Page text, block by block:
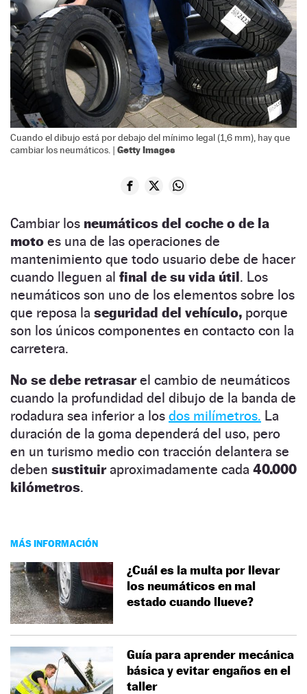
Cuando el dibujo está por debajo del mínimo legal (1,6 mm), hay que
cambiar los neumáticos. | Getty Images
Cambiar los neumáticos del coche o de la
moto es una de las operaciones de
mantenimiento que todo usuario debe de hacer
cuando lleguen al final de su vida útil. Los
neumáticos son uno de los elementos sobre los
que reposa la seguridad del vehículo, porque
son los únicos componentes en contacto con la
carretera.
No se debe retrasarel cambio de neumáticos
cuando la profundidad del dibujo de la banda de
rodadura sea inferior a los dos milímetros. La
duración de la goma dependerá del uso, pero
en un turismo medio con tracción delantera se
deben sustituiraproximadamente cada 40.000
kilómetros.
MÁS INFORMACIÓN
¿Cuál es la multa por llevar
los neumáticos en mal
estado cuando llueve?
Guía para aprender mecánica
básica y evitar engaños en el
taller